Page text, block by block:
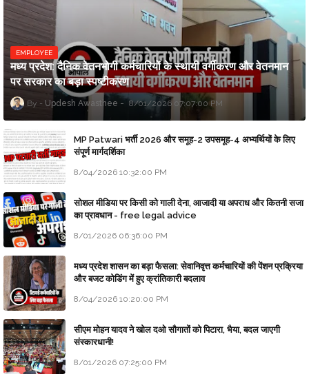
EMPLOYEE
मध्य प्रदेश: दैनिक वेतनभोगी कर्मचारियों के स्थायी वर्गीकरण और वेतनमान
पर सरकार का बड़ा स्पष्टीकरण
Updesh Awasthee 8/01/2026 07:07:00 PM
MP Patwari भर्ती 2026 और समूह-2 उपसमूह-4 अभ्यर्थियों के लिए
संपूर्ण मार्गदर्शिका
8/04/2026 10:32:00 PM
सोशल मीडिया पर किसी को गाली देना, आजादी या अपराध और कितनी सजा
का प्रावधान - free legal advice
8/01/2026 06:36:00 PM
मध्य प्रदेश शासन का बड़ा फैसला: सेवानिवृत्त कर्मचारियों की पेंशन प्रक्रिया
और बजट कोडिंग में हुए क्रांतिकारी बदलाव
8/04/2026 10:20:00 PM
सीएम मोहन यादव ने खोल दओ सौगातों को पिटारा, भैया, बदल जाएगी
संस्कारधानी!
8/01/2026 07:25:00 PM